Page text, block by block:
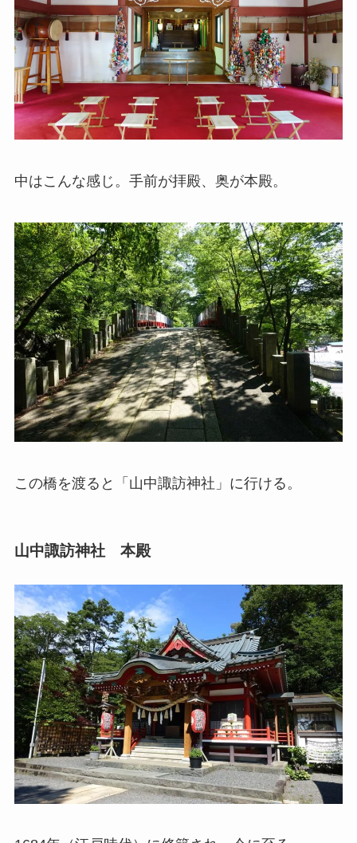
中はこんな感じ。手前が拝殿、奥が本殿。
この橋を渡ると「山中諏訪神社」に行ける。
山中諏訪神社 本殿